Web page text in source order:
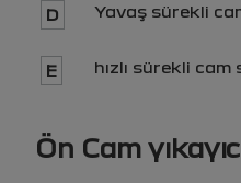
D Yavaş sürekli
E hızlı sürekli cam
Ön Cam